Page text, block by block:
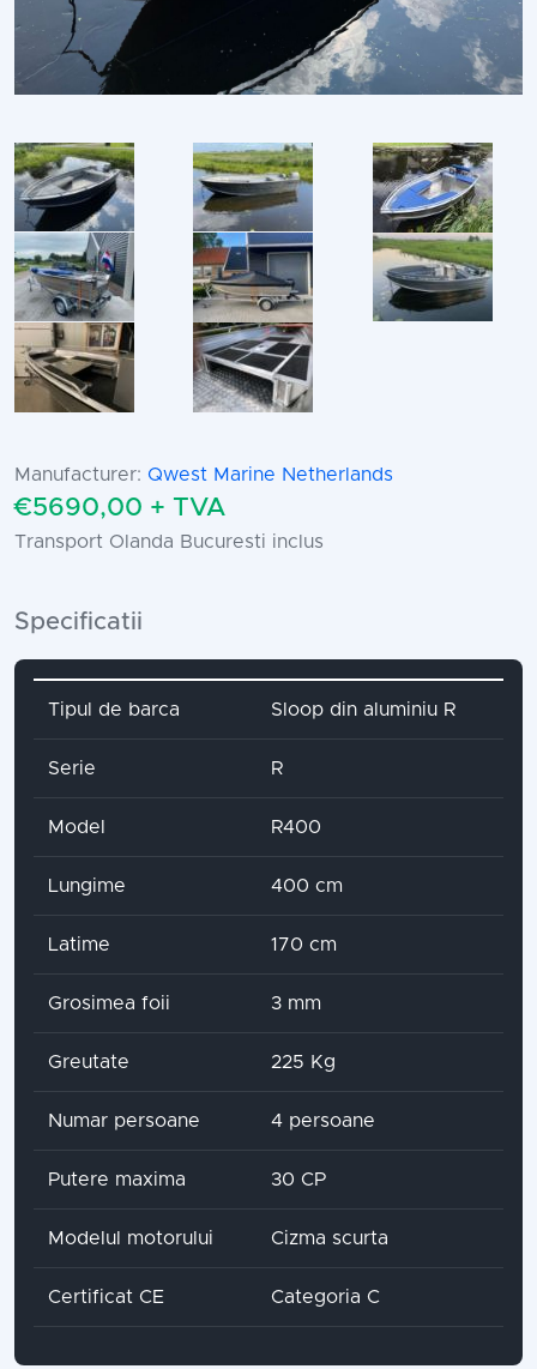
Manufacturer: Qwest Marine Netherlands
€5690,00 + TVA
Transport Olanda Bucuresti inclus
Specificatii
Attribute name Attribute value
Tipul de barca Sloop din aluminiu R
Serie R
Model R400
Lungime 400 cm
Latime 170 cm
Grosimea foii 3 mm
Greutate 225 Kg
Numar persoane 4 persoane
Putere maxima 30 CP
Modelul motorului Cizma scurta
Certificat CE Categoria C